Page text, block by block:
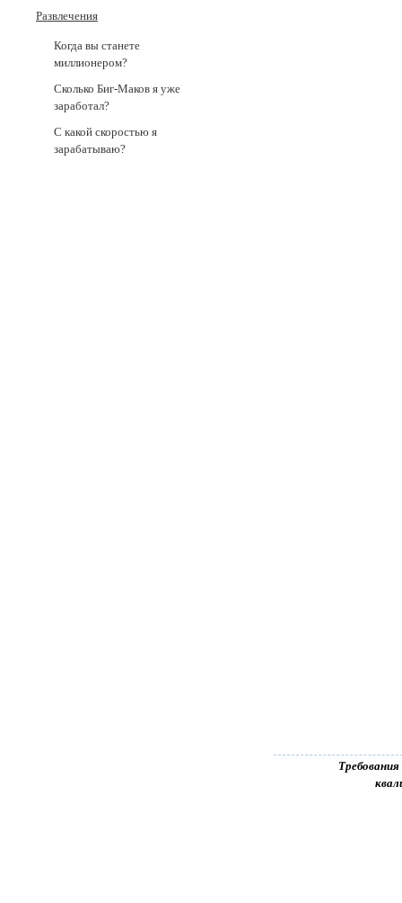
Развлечения
Когда вы станете
миллионером?
Сколько Биг-Маков я уже
заработал?
С какой скоростью я
зарабатываю?